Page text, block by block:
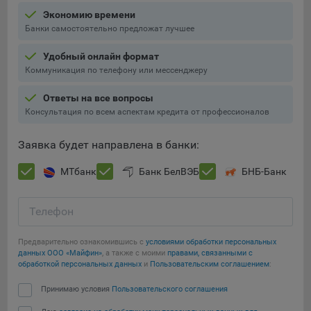
5.4. Создание и предоставление персонализированной
9.1. Технические (обязательные) файлы cookie, например,
применяемые при регистрации либо входе в систему, или
для оставления отзыва либо комментария. Данные файлы
cookie используются в целях обеспечения корректной
системах. Вместе с тем, пользователь может настроить
браузер, чтобы он блокировал такие файлы сookie или
уведомлял пользователя об их использовании — но в таком
9.2. Функциональные файлы cookie, например,
используются для обеспечения работы некоторых
дополнительных функций сайтов, например, для хранения
пользователя или выбора языка, и для предотвращения
повторных прохождений опросов пользователями.
Экономию времени
Банки самостоятельно предложат лучшее
Удобный онлайн формат
Коммуникация по телефону или мессенджеру
Ответы на все вопросы
Консультация по всем аспектам кредита от профессионалов
Заявка будет направлена в банки:
МТбанк Банк БелВЭБ БНБ-Банк
Телефон
Предварительно ознакомившись с условиями обработки персональных
данных ООО «Майфин», а также с моими правами, связанными с
обработкой персональных данных и Пользовательским соглашением:
Принимаю условия Пользовательского соглашения